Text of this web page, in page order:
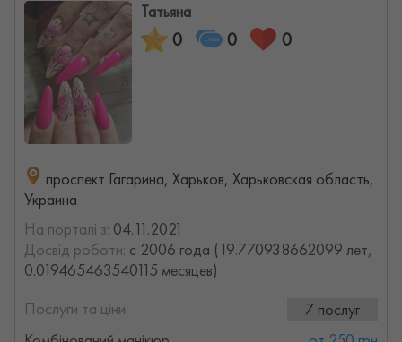
Татьяна
0 0 0
проспект Гагарина, Харьков, Харьковская область,
Украина
На порталі з: 04.11.2021
Досвід роботи: с 2006 года (19.770938662099 лет,
0.019465463540115 месяцев)
Послуги та ціни:
7 послуг